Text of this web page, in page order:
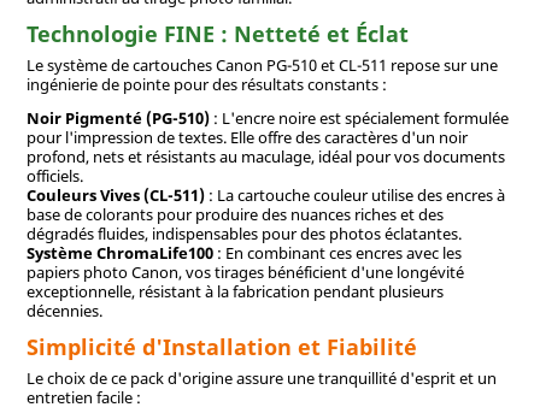
Technologie FINE : Netteté et Éclat
Le système de cartouches Canon PG-510 et CL-511 repose sur une
ingénierie de pointe pour des résultats constants :
Noir Pigmenté (PG-510): L'encre noire est spécialement formulée
pour l'impression de textes. Elle offre des caractères d'un noir
profond, nets et résistants au maculage, idéal pour vos documents
officiels.
Couleurs Vives (CL-511): La cartouche couleur utilise des encres à
base de colorants pour produire des nuances riches et des
dégradés fluides, indispensables pour des photos éclatantes.
Système ChromaLife100: En combinant ces encres avec les
papiers photo Canon, vos tirages bénéficient d'une longévité
exceptionnelle, résistant à la fabrication pendant plusieurs
décennies.
Simplicité d'Installation et Fiabilité
Le choix de ce pack d'origine assure une tranquillité d'esprit et un
entretien facile :